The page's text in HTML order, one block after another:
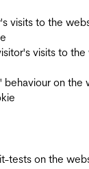
visits to the
visits to
behaviour on
tests on the